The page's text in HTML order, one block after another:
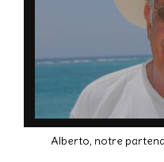
Alberto, notre